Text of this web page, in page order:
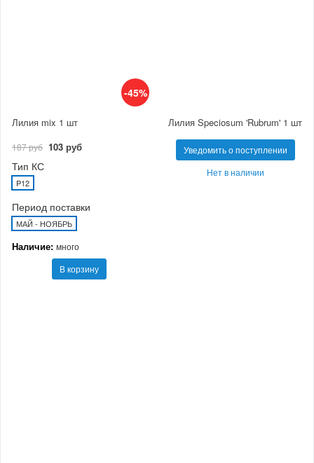
-45%
Лилия mix 1 шт
187 руб 103 руб
Тип КС
P12
Период поставки
МАЙ - НОЯБРЬ
Наличие: много
В корзину
Лилия Speciosum 'Rubrum' 1 шт
Уведомить о поступлении
Нет в наличии